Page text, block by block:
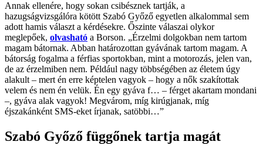
Annak ellenére, hogy sokan csibésznek tartják, a
hazugságvizsgálóra kötött Szabó Győző egyetlen alkalommal sem
adott hamis választ a kérdésekre. Őszinte válaszai olykor
meglepőek, olvasható a Borson. „Érzelmi dolgokban nem tartom
magam bátornak. Abban határozottan gyávának tartom magam. A
bátorság fogalma a férfias sportokban, mint a motorozás, jelen van,
de az érzelmiben nem. Például nagy többségében az életem úgy
alakult – mert én erre képtelen vagyok – hogy a nők szakítottak
velem és nem én velük. Én egy gyáva f… – férget akartam mondani
–, gyáva alak vagyok! Megvárom, míg kirúgjanak, míg
éjszakánként SMS-eket írjanak, satöbbi…”
Szabó Győző függőnek tartja magát